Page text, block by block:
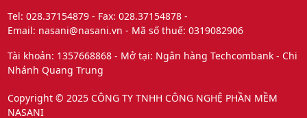
Tel: 028.37154879 - Fax: 028.37154878 -
Email: nasani@nasani.vn - Mã số thuế: 0319082906
Tài khoản: 1357668868 - Mở tại: Ngân hàng Techcombank - Chi
Nhánh Quang Trung
Copyright © 2025 CÔNG TY TNHH CÔNG NGHỆ PHẦN MỀM
NASANI